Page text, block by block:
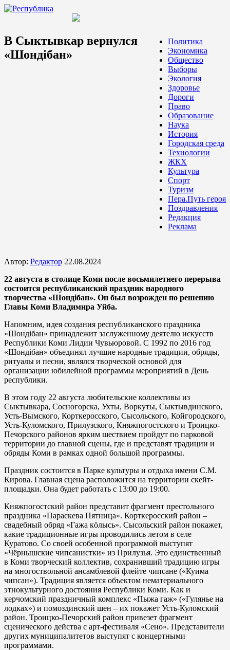
Политика
Экономика
Общество
Выборы
Экология
Здоровье
Дороги
Право
Образование
Наука
История
Городская среда
Технологии
ЖКХ
Культура
Спорт
Туризм
Пера.Путь героя
Поздравления
Редакция
Реклама
В Сыктывкар вернулся
«Шондiбан»
Автор: Редактор 22.08.2024
22 августа в столице Коми после восьмилетнего перерыва
состоится республиканский праздник народного
творчества «Шондiбан». Он был возрожден по решению
Главы Коми Владимира Уйба.
Напомним, идея создания республиканского праздника
«Шондiбан» принадлежит заслуженному деятелю искусств
Республики Коми Лидии Чувьюровой. С 1992 по 2016 год
«Шондiбан» объединял лучшие народные традиции, обряды,
ритуалы и песни, являлся творческой основой для
организации юбилейной программы мероприятий в День
республики.
В этом году 22 августа любительские коллективы из
Сыктывкара, Сосногорска, Ухты, Воркуты, Сыктывдинского,
Усть-Вымского, Корткеросского, Сысольского, Койгородского,
Усть-Куломского, Прилузского, Княжпогостского и Троицко-
Печорского районов ярким шествием пройдут по парковой
территории до главной сцены, где и представят традиции и
обряды Коми в рамках одной большой программы.
Праздник состоится в Парке культуры и отдыха имени С.М.
Кирова. Главная сцена расположится на территории скейт-
площадки. Она будет работать с 13:00 до 19:00.
Княжпогостский район представит фрагмент престольного
праздника «Параскева Пятница». Корткеросский район –
свадебный обряд «Гажа кöлысь». Сысольский район покажет,
какие традиционные игры проводились летом в селе
Куратово. Со своей особенной программой выступят
«Чёрнышские чипсанистки» из Прилузья. Это единственный
в Коми творческий коллектив, сохранивший традицию игры
на многоствольной ансамблевой флейте чипсане («Куима
чипсан»). Традиция является объектом нематериального
этнокультурного достояния Республики Коми. Как и
керчомский праздничный комплекс «Пыжа гаж» («Гулянье на
лодках») и помоздинский шен – их покажет Усть-Куломский
район. Троицко-Печорский район привезет фрагмент
сценического действа с арт-фестиваля «Сено». Представители
других муниципалитетов выступят с концертными
программами.